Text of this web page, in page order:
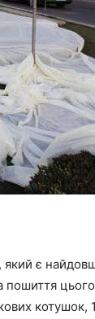
який є
пошиття
котушок,